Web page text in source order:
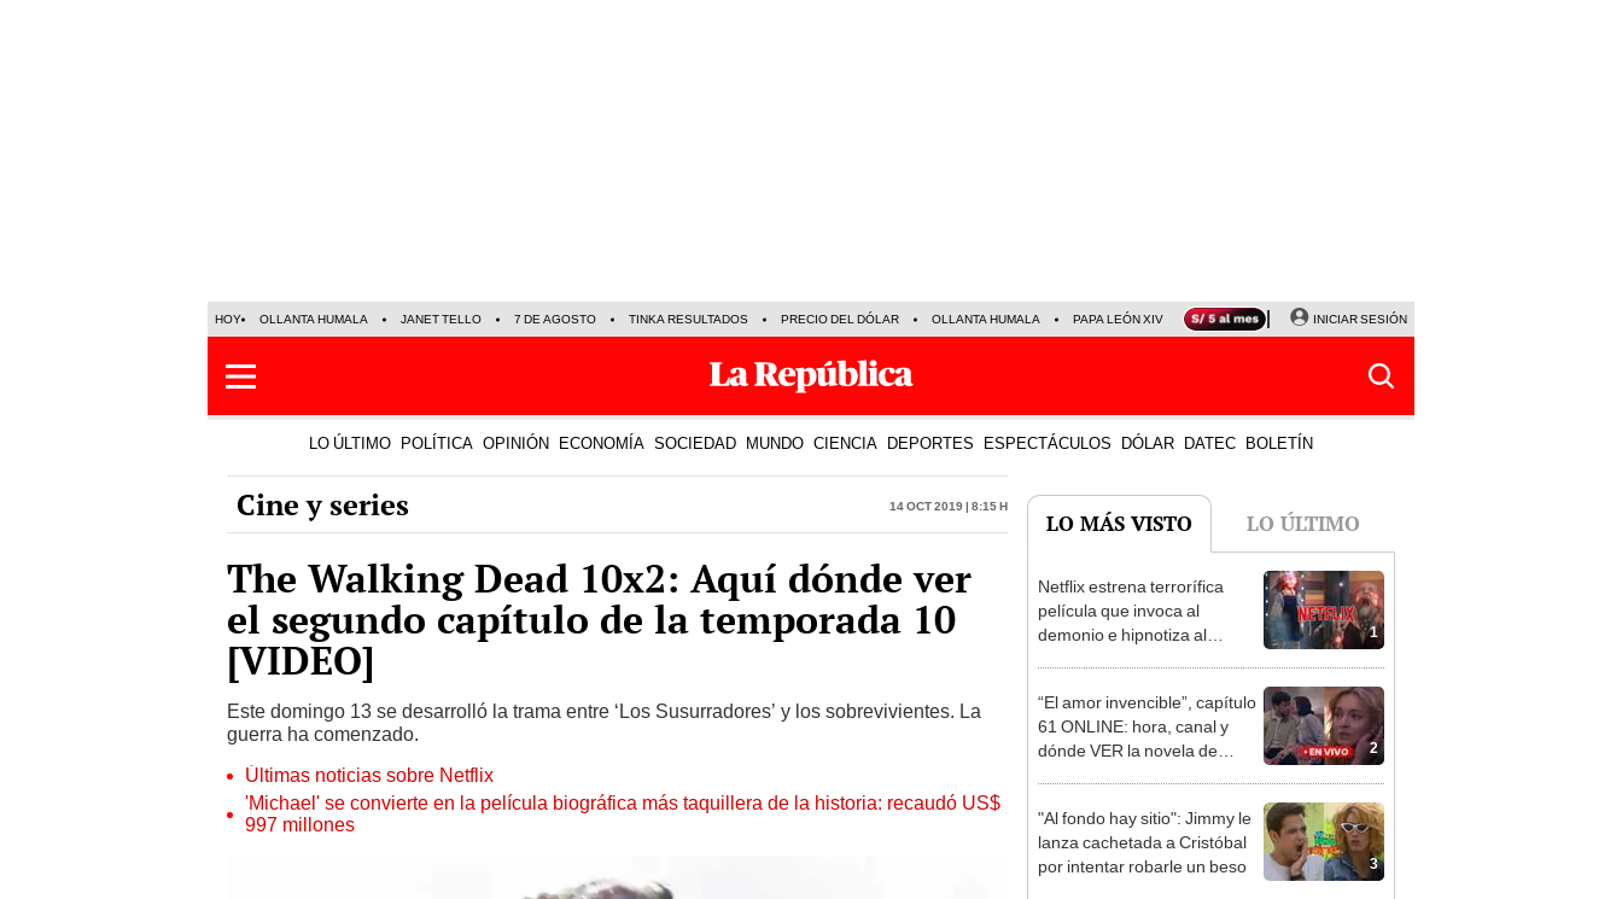
HOY OLLANTA HUMALA JANET TELLO 7 DE AGOSTO TINKA RESULTADOS PRECIO DEL DÓLAR OLLANTA HUMALA PAPA LEÓN XIV NALDY SALDAÑA LA BELLA LUZ
INICIAR SESIÓN
LO ÚLTIMO POLÍTICA OPINIÓN ECONOMÍA SOCIEDAD MUNDO CIENCIA DEPORTES ESPECTÁCULOS DÓLAR DATEC BOLETÍN
Cine y series 14 Oct 2019 | 8:15 h
The Walking Dead 10x2: Aquí dónde ver
el segundo capítulo de la temporada 10
[VIDEO]
Este domingo 13 se desarrolló la trama entre ‘Los Susurradores’ y los sobrevivientes. La
guerra ha comenzado.
Últimas noticias sobre Netflix
'Michael' se convierte en la película biográfica más taquillera de la historia: recaudó US$
997 millones
LO MÁS VISTO LO ÚLTIMO
1
Netflix estrena terrorífica
película que invoca al
demonio e hipnotiza al
2
“El amor invencible”, capítulo
61 ONLINE: hora, canal y
dónde VER la novela de
3
"Al fondo hay sitio": Jimmy le
lanza cachetada a Cristóbal
por intentar robarle un beso